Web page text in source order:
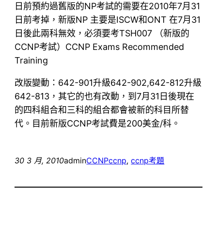
日前預約過舊版的NP考試的需要在2010年7月31
日前考掉，新版NP 主要是ISCW和ONT 在7月31
日後此兩科無效，必須要考TSH007 （新版的
CCNP考試）CCNP Exams Recommended
Training
改版變動：642-901升級642-902,642-812升級
642-813，其它的也有改動，到7月31日後現在
的四科組合和三科的組合都會被新的科目所替
代。目前新版CCNP考試費是200美金/科。
30 3 月, 2010adminCCNPccnp, ccnp考題